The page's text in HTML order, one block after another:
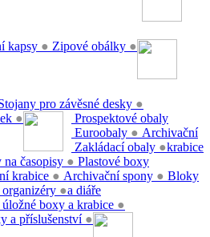
kapsy ● Zipové obálky ●
pro závěsné desky ●
●
Prospektové obaly
Euroobaly ●
Zakládací obaly ●
Archivační
krabice
časopisy ●
krabice ● Archivační spony ●
Plastové boxy
organizéry ●
úložné boxy a krabice ●
a příslušenství ●
Bloky
a diáře